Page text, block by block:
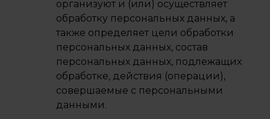
организуют и (или) осуществляет
обработку персональных данных, а
также определяет цели обработки
персональных данных, состав
персональных данных, подлежащих
обработке, действия (операции),
совершаемые с персональными
данными.